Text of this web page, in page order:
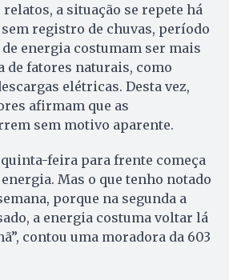
a situação se repete há
registro de chuvas, período
de energia costumam ser mais
de fatores naturais, como
elétricas. Desta vez,
afirmam que as
sem motivo aparente.
quinta-feira para frente começa
Mas o que tenho notado
porque na segunda a
a energia costuma voltar lá
contou uma moradora da 603